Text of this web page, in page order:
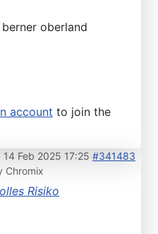
oberland
account to join the
14 Feb 2025 17:25 #341483
Chromix
Risiko